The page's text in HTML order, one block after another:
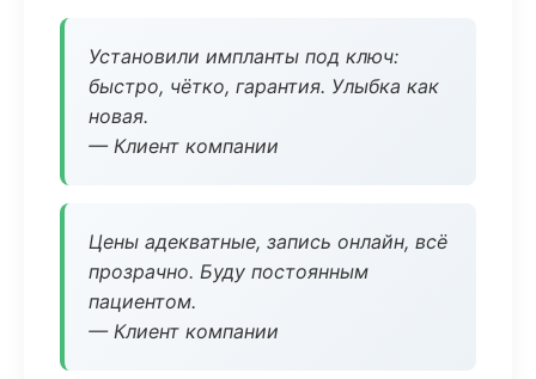
Установили импланты под ключ:
быстро, чётко, гарантия. Улыбка как
новая.
— Клиент компании
Цены адекватные, запись онлайн, всё
прозрачно. Буду постоянным
пациентом.
— Клиент компании